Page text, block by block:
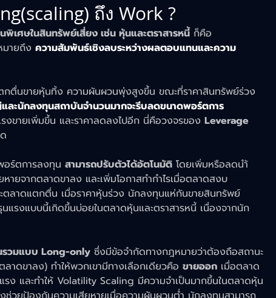
ถึง Work ?
เศษในสินทรัพย์เสี่ยง เช่น หุ้นและตราสารหนี้ ก็คือ
ายถึง ความสัมพันธ์เชิงลบระหว่างผลตอบแทนและความ
ตื่นขายหุ้นทิ้ง ความผันผวนพุ่งสูงขึ้น ขณะที่ราคาสินทรัพย์ร่วง
ละนักลงทุนสถาบันจำนวนมากจะรีบลดขนาดพอร์ตการ
งขายเพิ่มขึ้น และราคาลดลงไปอีก นี่คือวงจรของ Leverage
ร์ตการลงทุน สามารถปรับตัวได้อัตโนมัติ โดยเพิ่มหรือลดนำ้
ยจากตลาดขาลง และเพิ่มโอกาสทำกำไรเมื่อตลาดสงบ
ตลาดแตกตื่น เมื่อราคาหุ้นร่วง นักลงทุนแห่กันขายสินทรัพย์
นแรงแบบนี้เกิดขึ้นบ่อยในตลาดหุ้นและตราสารหนี้ เนื่องจากนัก
วมแบบ Long-only ซึ่งมีข้อจำกัดทางกฎหมายว่าต้องถือสถานะ
ลาดขาลง) ทำให้พวกเขามีทางเลือกเดียวคือ ขายออก เมื่อตลาด
ง และทำให้ Volatility Scaling มีความจำเป็นมากขึ้นในตลาดหุ้น